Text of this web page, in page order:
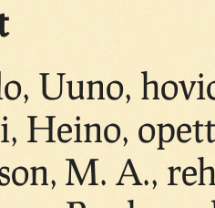
Uuno,
Heino,
M. A.,